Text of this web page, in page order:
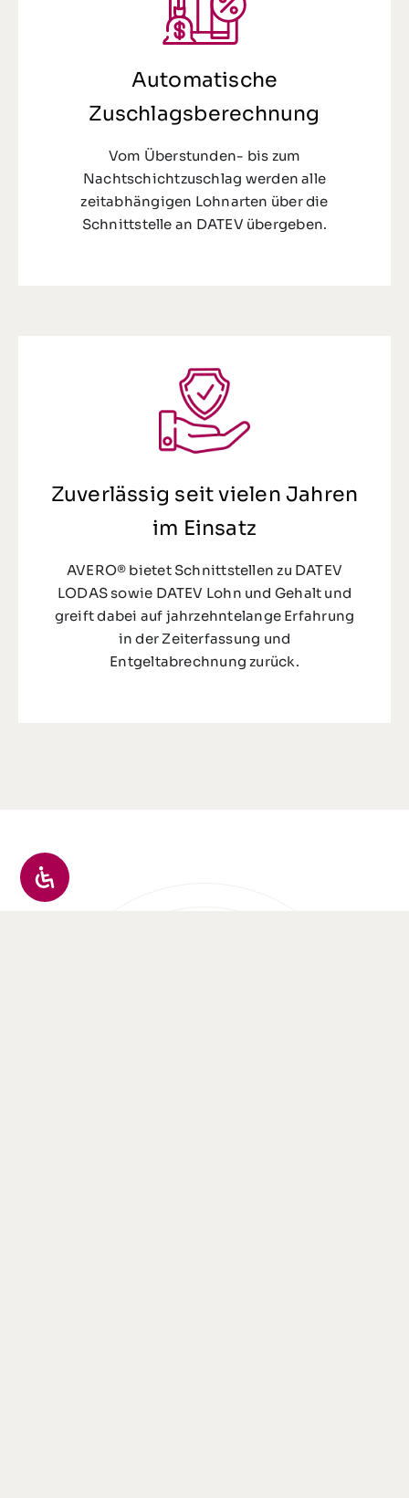
Automatische
Zuschlagsberechnung
Vom Überstunden- bis zum
Nachtschichtzuschlag werden alle
zeitabhängigen Lohnarten über die
Schnittstelle an DATEV übergeben.
Zuverlässig seit vielen Jahren
im Einsatz
AVERO® bietet Schnittstellen zu DATEV
LODAS sowie DATEV Lohn und Gehalt und
greift dabei auf jahrzehntelange Erfahrung
in der Zeiterfassung und
Entgeltabrechnung zurück.